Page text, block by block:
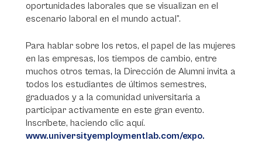
oportunidades laborales que se visualizan en el
escenario laboral en el mundo actual”.
Para hablar sobre los retos, el papel de las mujeres
en las empresas, los tiempos de cambio, entre
muchos otros temas, la Dirección de Alumni invita a
todos los estudiantes de últimos semestres,
graduados y a la comunidad universitaria a
participar activamente en este gran evento.
Inscríbete, haciendo clic aquí.
www.universityemploymentlab.com/expo.